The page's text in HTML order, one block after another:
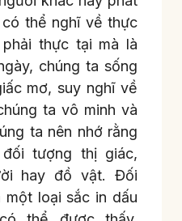
thể nghĩ về thực
thực tại mà là
chúng ta sống
mơ, suy nghĩ về
ta vô minh và
ta nên nhớ rằng
tượng thị giác,
hay đồ vật. Đối
loại sắc in dấu